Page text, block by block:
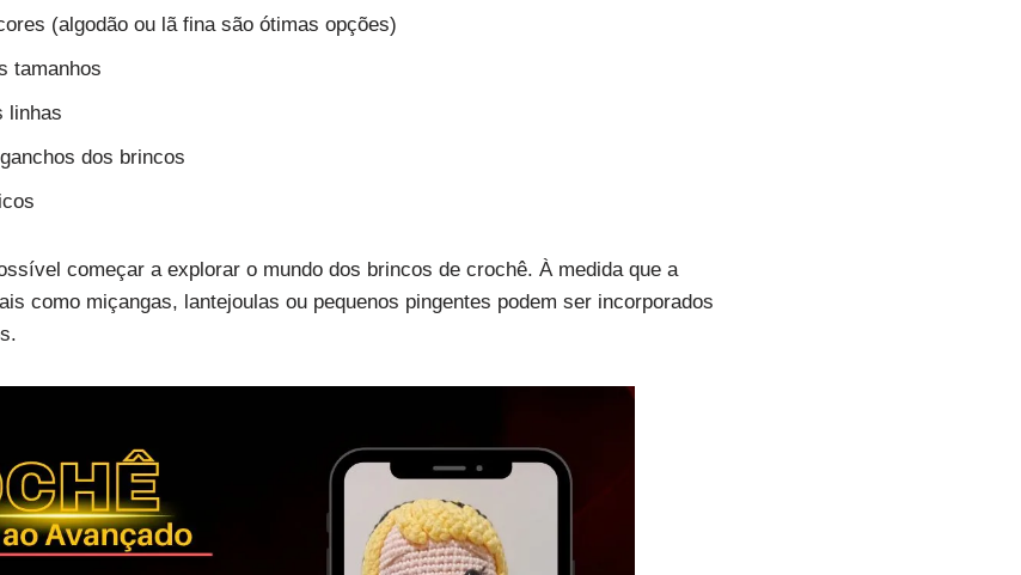
(algodão ou lã fina são ótimas opções)
tamanhos
linhas
dos brincos
começar a explorar o mundo dos brincos de crochê. À medida que a
como miçangas, lantejoulas ou pequenos pingentes podem ser incorporados